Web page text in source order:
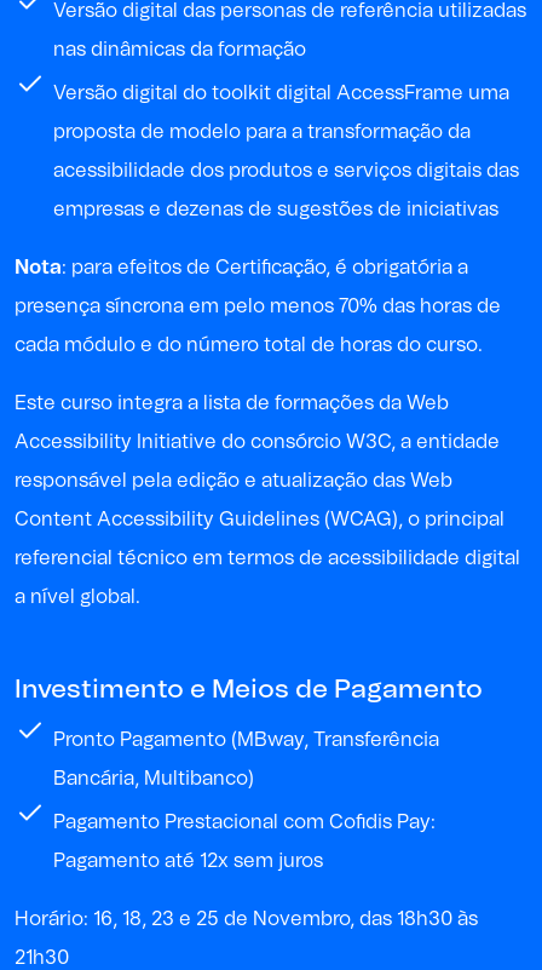
Versão digital das personas de referência utilizadas
nas dinâmicas da formação
Versão digital do toolkit digital AccessFrame uma
proposta de modelo para a transformação da
acessibilidade dos produtos e serviços digitais das
empresas e dezenas de sugestões de iniciativas
Nota: para efeitos de Certificação, é obrigatória a
presença síncrona em pelo menos 70% das horas de
cada módulo e do número total de horas do curso.
Este curso integra a lista de formações da Web
Accessibility Initiative do consórcio W3C, a entidade
responsável pela edição e atualização das Web
Content Accessibility Guidelines (WCAG), o principal
referencial técnico em termos de acessibilidade digital
a nível global.
Investimento e Meios de Pagamento
Pronto Pagamento (MBway, Transferência
Bancária, Multibanco)
Pagamento Prestacional com Cofidis Pay:
Pagamento até 12x sem juros
Horário: 16, 18, 23 e 25 de Novembro, das 18h30 às
21h30